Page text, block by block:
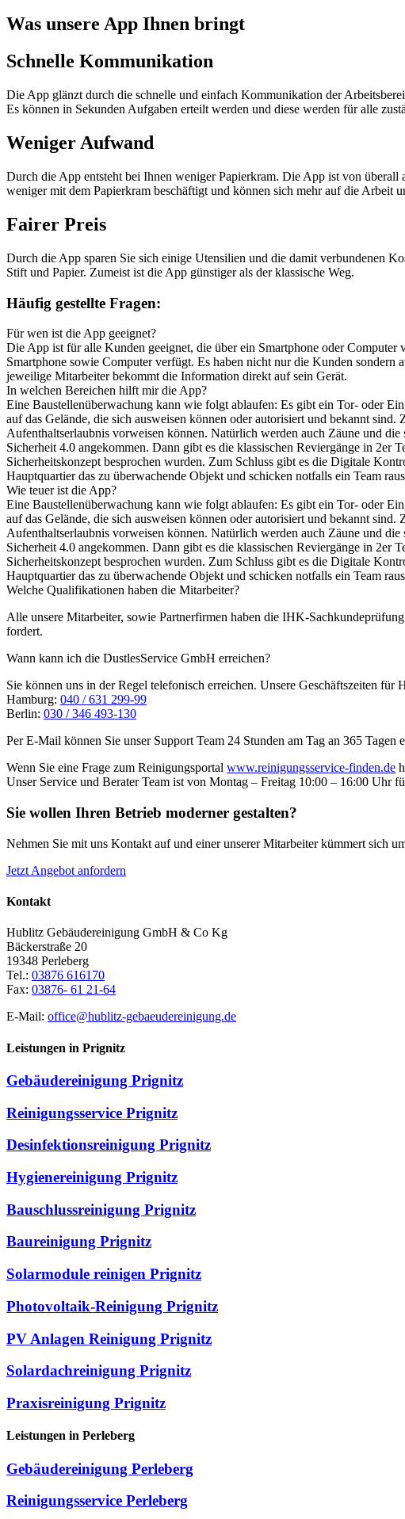
Was unsere App Ihnen bringt
Schnelle Kommunikation
Die App glänzt durch die schnelle und einfach Kommunikation der
Es können in Sekunden Aufgaben erteilt werden und diese werden für alle
Weniger Aufwand
Durch die App entsteht bei Ihnen weniger Papierkram. Die App ist von
weniger mit dem Papierkram beschäftigt und können sich mehr auf die Arbeit
Fairer Preis
Durch die App sparen Sie sich einige Utensilien und die damit verbundenen
Stift und Papier. Zumeist ist die App günstiger als der klassische Weg.
Häufig gestellte Fragen:
Für wen ist die App geeignet?
Die App ist für alle Kunden geeignet, die über ein Smartphone oder
Smartphone sowie Computer verfügt. Es haben nicht nur die Kunden
jeweilige Mitarbeiter bekommt die Information direkt auf sein Gerät.
In welchen Bereichen hilft mir die App?
Eine Baustellenüberwachung kann wie folgt ablaufen: Es gibt ein Tor- oder
auf das Gelände, die sich ausweisen können oder autorisiert und bekannt
Aufenthaltserlaubnis vorweisen können. Natürlich werden auch Zäune und
Sicherheit 4.0 angekommen. Dann gibt es die klassischen Reviergänge in
Sicherheitskonzept besprochen wurden. Zum Schluss gibt es die Digitale
Hauptquartier das zu überwachende Objekt und schicken notfalls ein Team
Wie teuer ist die App?
Eine Baustellenüberwachung kann wie folgt ablaufen: Es gibt ein Tor- oder
auf das Gelände, die sich ausweisen können oder autorisiert und bekannt
Aufenthaltserlaubnis vorweisen können. Natürlich werden auch Zäune und
Sicherheit 4.0 angekommen. Dann gibt es die klassischen Reviergänge in
Sicherheitskonzept besprochen wurden. Zum Schluss gibt es die Digitale
Hauptquartier das zu überwachende Objekt und schicken notfalls ein Team
Welche Qualifikationen haben die Mitarbeiter?
Alle unsere Mitarbeiter, sowie Partnerfirmen haben die IHK-
fordert.
Wann kann ich die DustlesService GmbH erreichen?
Sie können uns in der Regel telefonisch erreichen. Unsere Geschäftszeiten
Hamburg: 040 / 631 299-99
Berlin: 030 / 346 493-130
Per E-Mail können Sie unser Support Team 24 Stunden am Tag an 365
Wenn Sie eine Frage zum Reinigungsportal www.reinigungsservice-finden.de
Unser Service und Berater Team ist von Montag – Freitag 10:00 – 16:00 Uhr
Sie wollen Ihren Betrieb moderner gestalten?
Nehmen Sie mit uns Kontakt auf und einer unserer Mitarbeiter kümmert sich
Jetzt Angebot anfordern
Kontakt
Hublitz Gebäudereinigung GmbH & Co Kg
Bäckerstraße 20
19348 Perleberg
Tel.: 03876 616170
Fax: 03876- 61 21-64
E-Mail: office@hublitz-gebaeudereinigung.de
Leistungen in Prignitz
Gebäudereinigung Prignitz
Reinigungsservice Prignitz
Desinfektionsreinigung Prignitz
Hygienereinigung Prignitz
Bauschlussreinigung Prignitz
Baureinigung Prignitz
Solarmodule reinigen Prignitz
Photovoltaik-Reinigung Prignitz
PV Anlagen Reinigung Prignitz
Solardachreinigung Prignitz
Praxisreinigung Prignitz
Leistungen in Perleberg
Gebäudereinigung Perleberg
Reinigungsservice Perleberg